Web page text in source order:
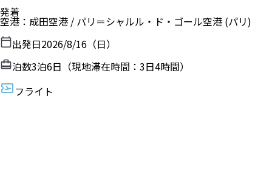
発着
空港 ： 成田空港 / パリ＝シャルル・ド・ゴール空港 (パリ)
出発日2026/8/16（日）
泊数3泊6日（現地滞在時間： 3日4時間）
フライト